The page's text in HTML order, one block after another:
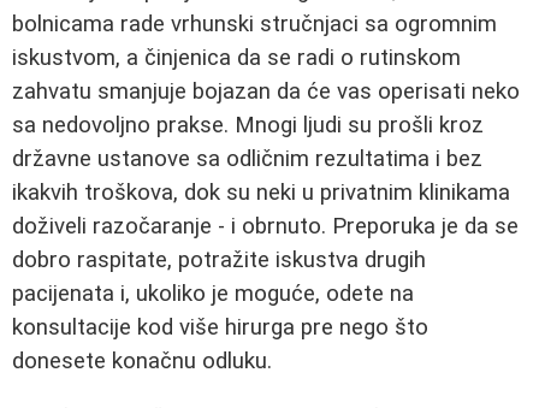
bolnicama rade vrhunski stručnjaci sa ogromnim
iskustvom, a činjenica da se radi o rutinskom
zahvatu smanjuje bojazan da će vas operisati neko
sa nedovoljno prakse. Mnogi ljudi su prošli kroz
državne ustanove sa odličnim rezultatima i bez
ikakvih troškova, dok su neki u privatnim klinikama
doživeli razočaranje - i obrnuto. Preporuka je da se
dobro raspitate, potražite iskustva drugih
pacijenata i, ukoliko je moguće, odete na
konsultacije kod više hirurga pre nego što
donesete konačnu odluku.